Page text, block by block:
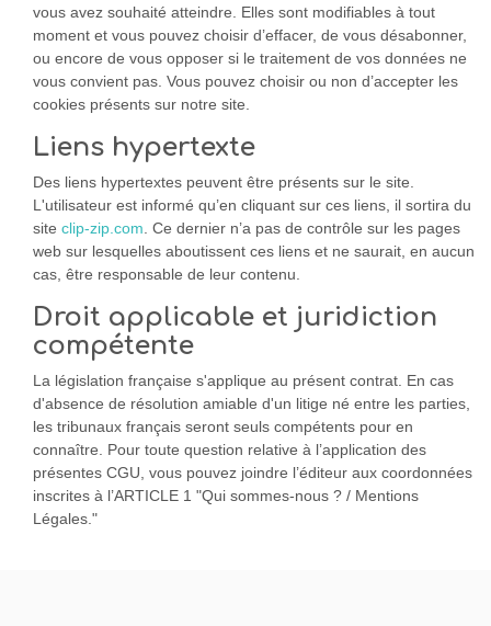
vous avez souhaité atteindre. Elles sont modifiables à tout
moment et vous pouvez choisir d’effacer, de vous désabonner,
ou encore de vous opposer si le traitement de vos données ne
vous convient pas. Vous pouvez choisir ou non d’accepter les
cookies présents sur notre site.
Liens hypertexte
Des liens hypertextes peuvent être présents sur le site.
L'utilisateur est informé qu’en cliquant sur ces liens, il sortira du
site clip-zip.com. Ce dernier n’a pas de contrôle sur les pages
web sur lesquelles aboutissent ces liens et ne saurait, en aucun
cas, être responsable de leur contenu.
Droit applicable et juridiction
compétente
La législation française s'applique au présent contrat. En cas
d'absence de résolution amiable d'un litige né entre les parties,
les tribunaux français seront seuls compétents pour en
connaître. Pour toute question relative à l’application des
présentes CGU, vous pouvez joindre l’éditeur aux coordonnées
inscrites à l’ARTICLE 1 "Qui sommes-nous ? / Mentions
Légales."